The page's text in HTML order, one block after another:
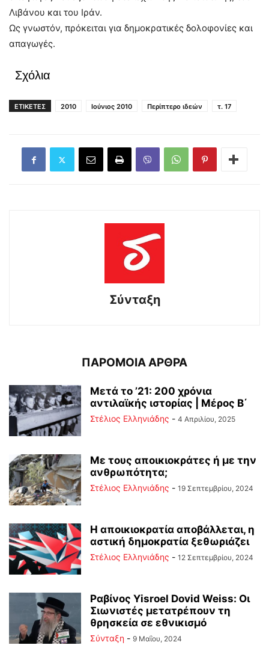
Λιβάνου και του Ιράν.
Ως γνωστόν, πρόκειται για δημοκρατικές δολοφονίες και
απαγωγές.
Σχόλια
ΕΤΙΚΕΤΕΣ 2010 Ιούνιος 2010 Περίπτερο ιδεών τ. 17
Σύνταξη
ΠΑΡΟΜΟΙΑ ΑΡΘΡΑ
Μετά το ’21: 200 χρόνια
αντιλαϊκής ιστορίας | Μέρος Β΄
Στέλιος Ελληνιάδης - 4 Απριλίου, 2025
Με τους αποικιοκράτες ή με την
ανθρωπότητα;
Στέλιος Ελληνιάδης - 19 Σεπτεμβρίου, 2024
Η αποικιοκρατία αποβάλλεται, η
αστική δημοκρατία ξεθωριάζει
Στέλιος Ελληνιάδης - 12 Σεπτεμβρίου, 2024
Ραβίνος Yisroel Dovid Weiss: Οι
Σιωνιστές μετατρέπουν τη
θρησκεία σε εθνικισμό
Σύνταξη - 9 Μαΐου, 2024